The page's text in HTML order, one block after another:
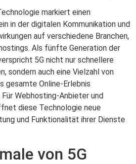
markiert einen
in der digitalen Kommunikation und
auf verschiedene Branchen,
Als fünfte Generation der
5G nicht nur schnellere
sondern auch eine Vielzahl von
gesamte Online-Erlebnis
Webhosting-Anbieter und
diese Technologie neue
und Funktionalität ihrer Dienste
von 5G